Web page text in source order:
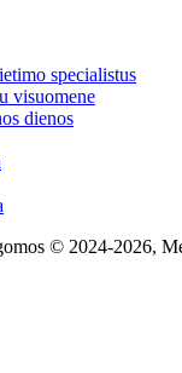
specialistus
visuomene
dienos
© 2024-2026,